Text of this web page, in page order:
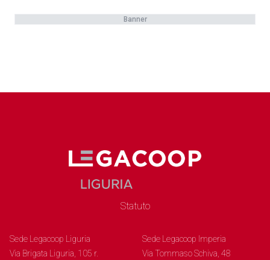
Banner
Statuto
Sede Legacoop Liguria
Via Brigata Liguria, 105 r.
Sede Legacoop Imperia
Via Tommaso Schiva, 48